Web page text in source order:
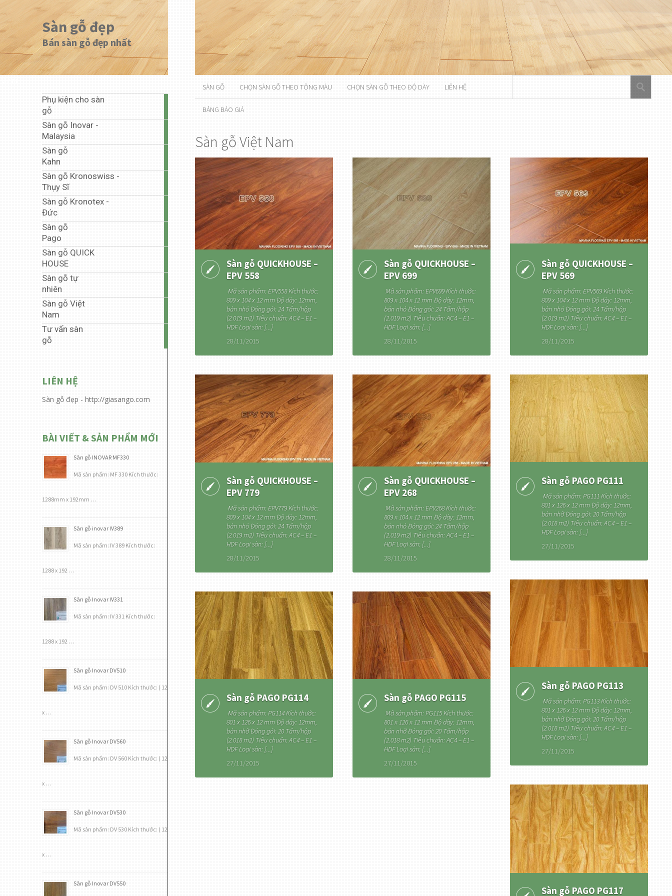
Sàn gỗ đẹp
Bán sàn gỗ đẹp nhất
Phụ kiện cho sàn
gỗ
Sàn gỗ Inovar -
Malaysia
Sàn gỗ
Kahn
Sàn gỗ Kronoswiss -
Thụy Sĩ
Sàn gỗ Kronotex -
Đức
Sàn gỗ
Pago
Sàn gỗ QUICK
HOUSE
Sàn gỗ tự
nhiên
Sàn gỗ Việt
Nam
Tư vấn sàn
gỗ
LIÊN HỆ
Sàn gỗ đẹp - http://giasango.com
BÀI VIẾT & SẢN PHẨM MỚI
Sàn gỗ INOVAR MF330
Mã sản phẩm: MF 330 Kích thước:
1288mm x 192mm …
Sàn gỗ inovar IV389
Mã sản phẩm: IV 389 Kích thước:
1288 x 192 …
Sàn gỗ Inovar IV331
Mã sản phẩm: IV 331 Kích thước:
1288 x 192 …
Sàn gỗ Inovar DV510
Mã sản phẩm: DV 510 Kích thước: ( 12
x …
Sàn gỗ Inovar DV560
Mã sản phẩm: DV 560 Kích thước: ( 12
x …
Sàn gỗ Inovar DV530
Mã sản phẩm: DV 530 Kích thước: ( 12
x …
Sàn gỗ Inovar DV550
SÀN GỖ CHỌN SÀN GỖ THEO TÔNG MÀU CHỌN SÀN GỖ THEO ĐỘ DÀY LIÊN HỆ
BẢNG BÁO GIÁ
Sàn gỗ Việt Nam
Sàn gỗ QUICKHOUSE –
EPV 558
Mã sản phẩm: EPV558 Kích thước:
809 x 104 x 12 mm Độ dày: 12mm,
bản nhỏ Đóng gói: 24 Tấm/hộp
(2.019 m2) Tiêu chuẩn: AC4 – E1 –
HDF Loại sàn: [...]
28/11/2015
Sàn gỗ QUICKHOUSE –
EPV 699
Mã sản phẩm: EPV699 Kích thước:
809 x 104 x 12 mm Độ dày: 12mm,
bản nhỏ Đóng gói: 24 Tấm/hộp
(2.019 m2) Tiêu chuẩn: AC4 – E1 –
HDF Loại sàn: [...]
28/11/2015
Sàn gỗ QUICKHOUSE –
EPV 569
Mã sản phẩm: EPV569 Kích thước:
809 x 104 x 12 mm Độ dày: 12mm,
bản nhỏ Đóng gói: 24 Tấm/hộp
(2.019 m2) Tiêu chuẩn: AC4 – E1 –
HDF Loại sàn: [...]
28/11/2015
Sàn gỗ QUICKHOUSE –
EPV 779
Mã sản phẩm: EPV779 Kích thước:
809 x 104 x 12 mm Độ dày: 12mm,
bản nhỏ Đóng gói: 24 Tấm/hộp
(2.019 m2) Tiêu chuẩn: AC4 – E1 –
HDF Loại sàn: [...]
28/11/2015
Sàn gỗ QUICKHOUSE –
EPV 268
Mã sản phẩm: EPV268 Kích thước:
809 x 104 x 12 mm Độ dày: 12mm,
bản nhỏ Đóng gói: 24 Tấm/hộp
(2.019 m2) Tiêu chuẩn: AC4 – E1 –
HDF Loại sàn: [...]
28/11/2015
Sàn gỗ PAGO PG111
Mã sản phẩm: PG111 Kích thước:
801 x 126 x 12 mm Độ dày: 12mm,
bản nhỡ Đóng gói: 20 Tấm/hộp
(2.018 m2) Tiêu chuẩn: AC4 – E1 –
HDF Loại sàn: [...]
27/11/2015
Sàn gỗ PAGO PG113
Mã sản phẩm: PG113 Kích thước:
801 x 126 x 12 mm Độ dày: 12mm,
bản nhỡ Đóng gói: 20 Tấm/hộp
(2.018 m2) Tiêu chuẩn: AC4 – E1 –
HDF Loại sàn: [...]
27/11/2015
Sàn gỗ PAGO PG114
Mã sản phẩm: PG114 Kích thước:
801 x 126 x 12 mm Độ dày: 12mm,
bản nhỡ Đóng gói: 20 Tấm/hộp
(2.018 m2) Tiêu chuẩn: AC4 – E1 –
HDF Loại sàn: [...]
27/11/2015
Sàn gỗ PAGO PG115
Mã sản phẩm: PG115 Kích thước:
801 x 126 x 12 mm Độ dày: 12mm,
bản nhỡ Đóng gói: 20 Tấm/hộp
(2.018 m2) Tiêu chuẩn: AC4 – E1 –
HDF Loại sàn: [...]
27/11/2015
Sàn gỗ PAGO PG117